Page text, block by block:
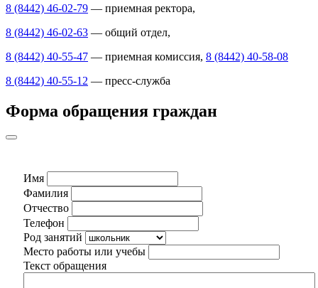
8 (8442) 46-02-79 — приемная ректора,
8 (8442) 46-02-63 — общий отдел,
8 (8442) 40-55-47 — приемная комиссия, 8 (8442) 40-58-08
8 (8442) 40-55-12 — пресс-служба
Форма обращения граждан
Имя
Фамилия
Отчество
Телефон
Род занятий
Место работы или учебы
Текст обращения